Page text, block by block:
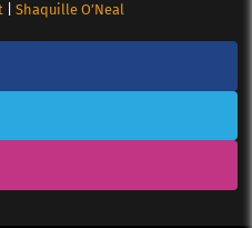
| Shaquille O’Neal